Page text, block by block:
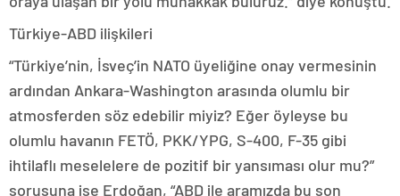
Türkiye-ABD ilişkileri
“Türkiye’nin, İsveç’in NATO üyeliğine onay vermesinin
ardından Ankara-Washington arasında olumlu bir
atmosferden söz edebilir miyiz? Eğer öyleyse bu
olumlu havanın FETÖ, PKK/YPG, S-400, F-35 gibi
ihtilaflı meselelere de pozitif bir yansıması olur mu?”
sorusuna ise Erdoğan, “ABD ile aramızda bu son